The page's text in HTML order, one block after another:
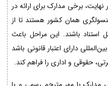
نهایت، برخی مدارک برای ارائه در
همان کشور هستند تا از
استناد باشند. این مراحل باعث
دارای اعتبار قانونی باشد
حقوقی و اداری را فراهم کند.